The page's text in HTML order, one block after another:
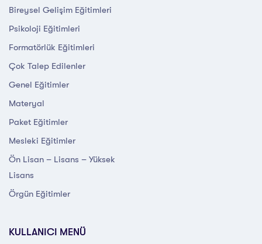
Bireysel Gelişim Eğitimleri
Psikoloji Eğitimleri
Formatörlük Eğitimleri
Çok Talep Edilenler
Genel Eğitimler
Materyal
Paket Eğitimler
Mesleki Eğitimler
Ön Lisan – Lisans – Yüksek
Lisans
Örgün Eğitimler
KULLANICI MENÜ